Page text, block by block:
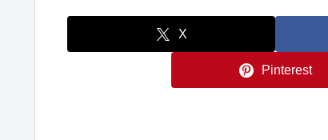
X
Pinterest